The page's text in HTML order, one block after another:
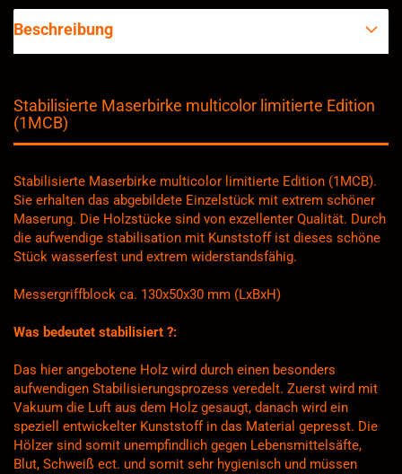
Beschreibung
Stabilisierte Maserbirke multicolor limitierte Edition
(1MCB)
Stabilisierte Maserbirke multicolor limitierte Edition (1MCB).
Sie erhalten das abgebildete Einzelstück mit extrem schöner
Maserung. Die Holzstücke sind von exzellenter Qualität. Durch
die aufwendige stabilisation mit Kunststoff ist dieses schöne
Stück wasserfest und extrem widerstandsfähig.
Messergriffblock ca. 130x50x30 mm (LxBxH)
Was bedeutet stabilisiert ?:
Das hier angebotene Holz wird durch einen besonders
aufwendigen Stabilisierungsprozess veredelt. Zuerst wird mit
Vakuum die Luft aus dem Holz gesaugt, danach wird ein
speziell entwickelter Kunststoff in das Material gepresst. Die
Hölzer sind somit unempfindlich gegen Lebensmittelsäfte,
Blut, Schweiß ect. und somit sehr hygienisch und müssen